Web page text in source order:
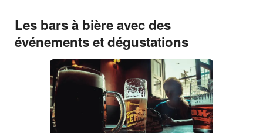
Les bars à bière avec des
événements et dégustations